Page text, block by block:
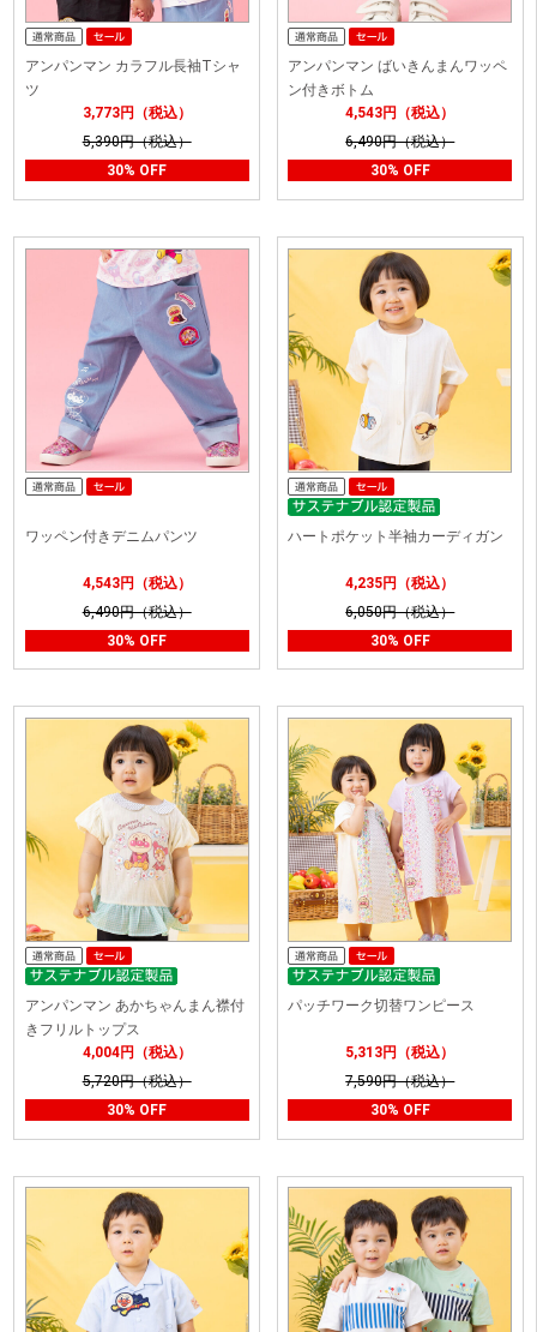
アンパンマン カラフル長袖Tシャ
ツ
3,773円（税込）
5,390円（税込）
30% OFF
アンパンマン ばいきんまんワッペ
ン付きボトム
4,543円（税込）
6,490円（税込）
30% OFF
ワッペン付きデニムパンツ
4,543円（税込）
6,490円（税込）
30% OFF
ハートポケット半袖カーディガン
4,235円（税込）
6,050円（税込）
30% OFF
アンパンマン あかちゃんまん襟付
きフリルトップス
4,004円（税込）
5,720円（税込）
30% OFF
パッチワーク切替ワンピース
5,313円（税込）
7,590円（税込）
30% OFF